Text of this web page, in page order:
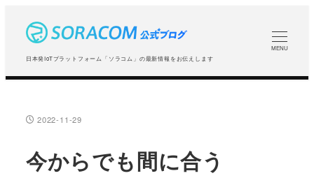
コ
日本発IoTプラットフォーム「ソラコム」の最新情報をお伝えします
MENU
投稿日
2022-11-29
今からでも間に合う